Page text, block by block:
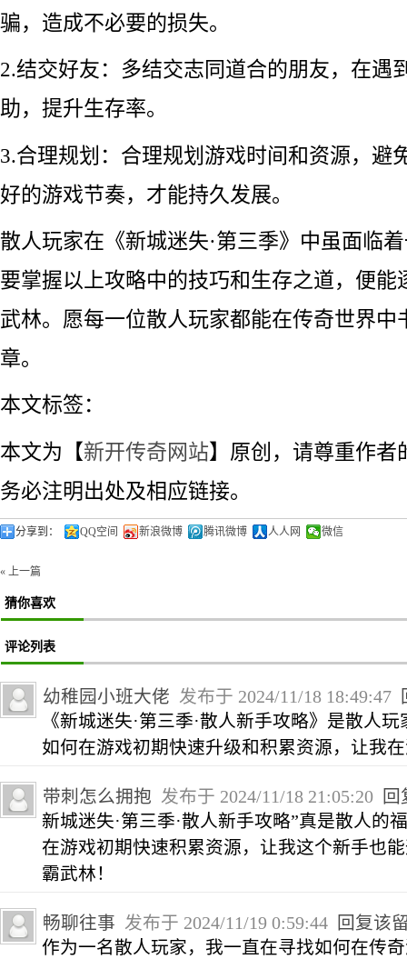
骗，造成不必要的损失。
2.结交好友：多结交志同道合的朋友，在遇
助，提升生存率。
3.合理规划：合理规划游戏时间和资源，避
好的游戏节奏，才能持久发展。
散人玩家在《新城迷失·第三季》中虽面临
要掌握以上攻略中的技巧和生存之道，便能
武林。愿每一位散人玩家都能在传奇世界中
章。
本文标签：
本文为【新开传奇网站】原创，请尊重作者
务必注明出处及相应链接。
分享到： QQ空间 新浪微博 腾讯微博 人人网 微信
« 上一篇
猜你喜欢
评论列表
幼稚园小班大佬 发布于 2024/11/18 18:49:47
《新城迷失·第三季·散人新手攻略》是散人
如何在游戏初期快速升级和积累资源，让我
带刺怎么拥抱 发布于 2024/11/18 21:05:20 回
新城迷失·第三季·散人新手攻略”真是散人的
在游戏初期快速积累资源，让我这个新手也
霸武林！
畅聊往事 发布于 2024/11/19 0:59:44 回复该
作为一名散人玩家，我一直在寻找如何在传